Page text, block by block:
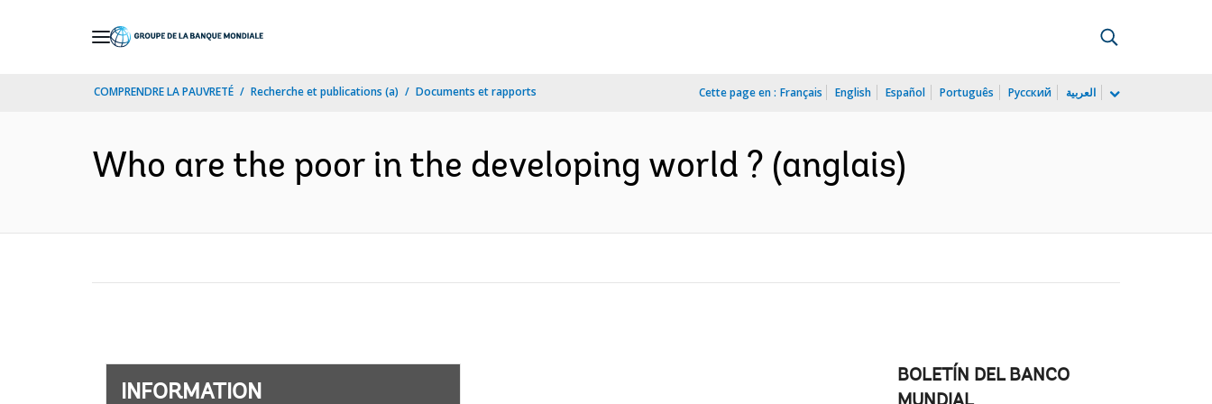
COMPRENDRE LA PAUVRETÉ Recherche et publications (a) Documents et rapports Cette page en : Français English Español Português Русский العربية
Who are the poor in the developing world ? (anglais)
INFORMATION
BOLETÍN DEL BANCO